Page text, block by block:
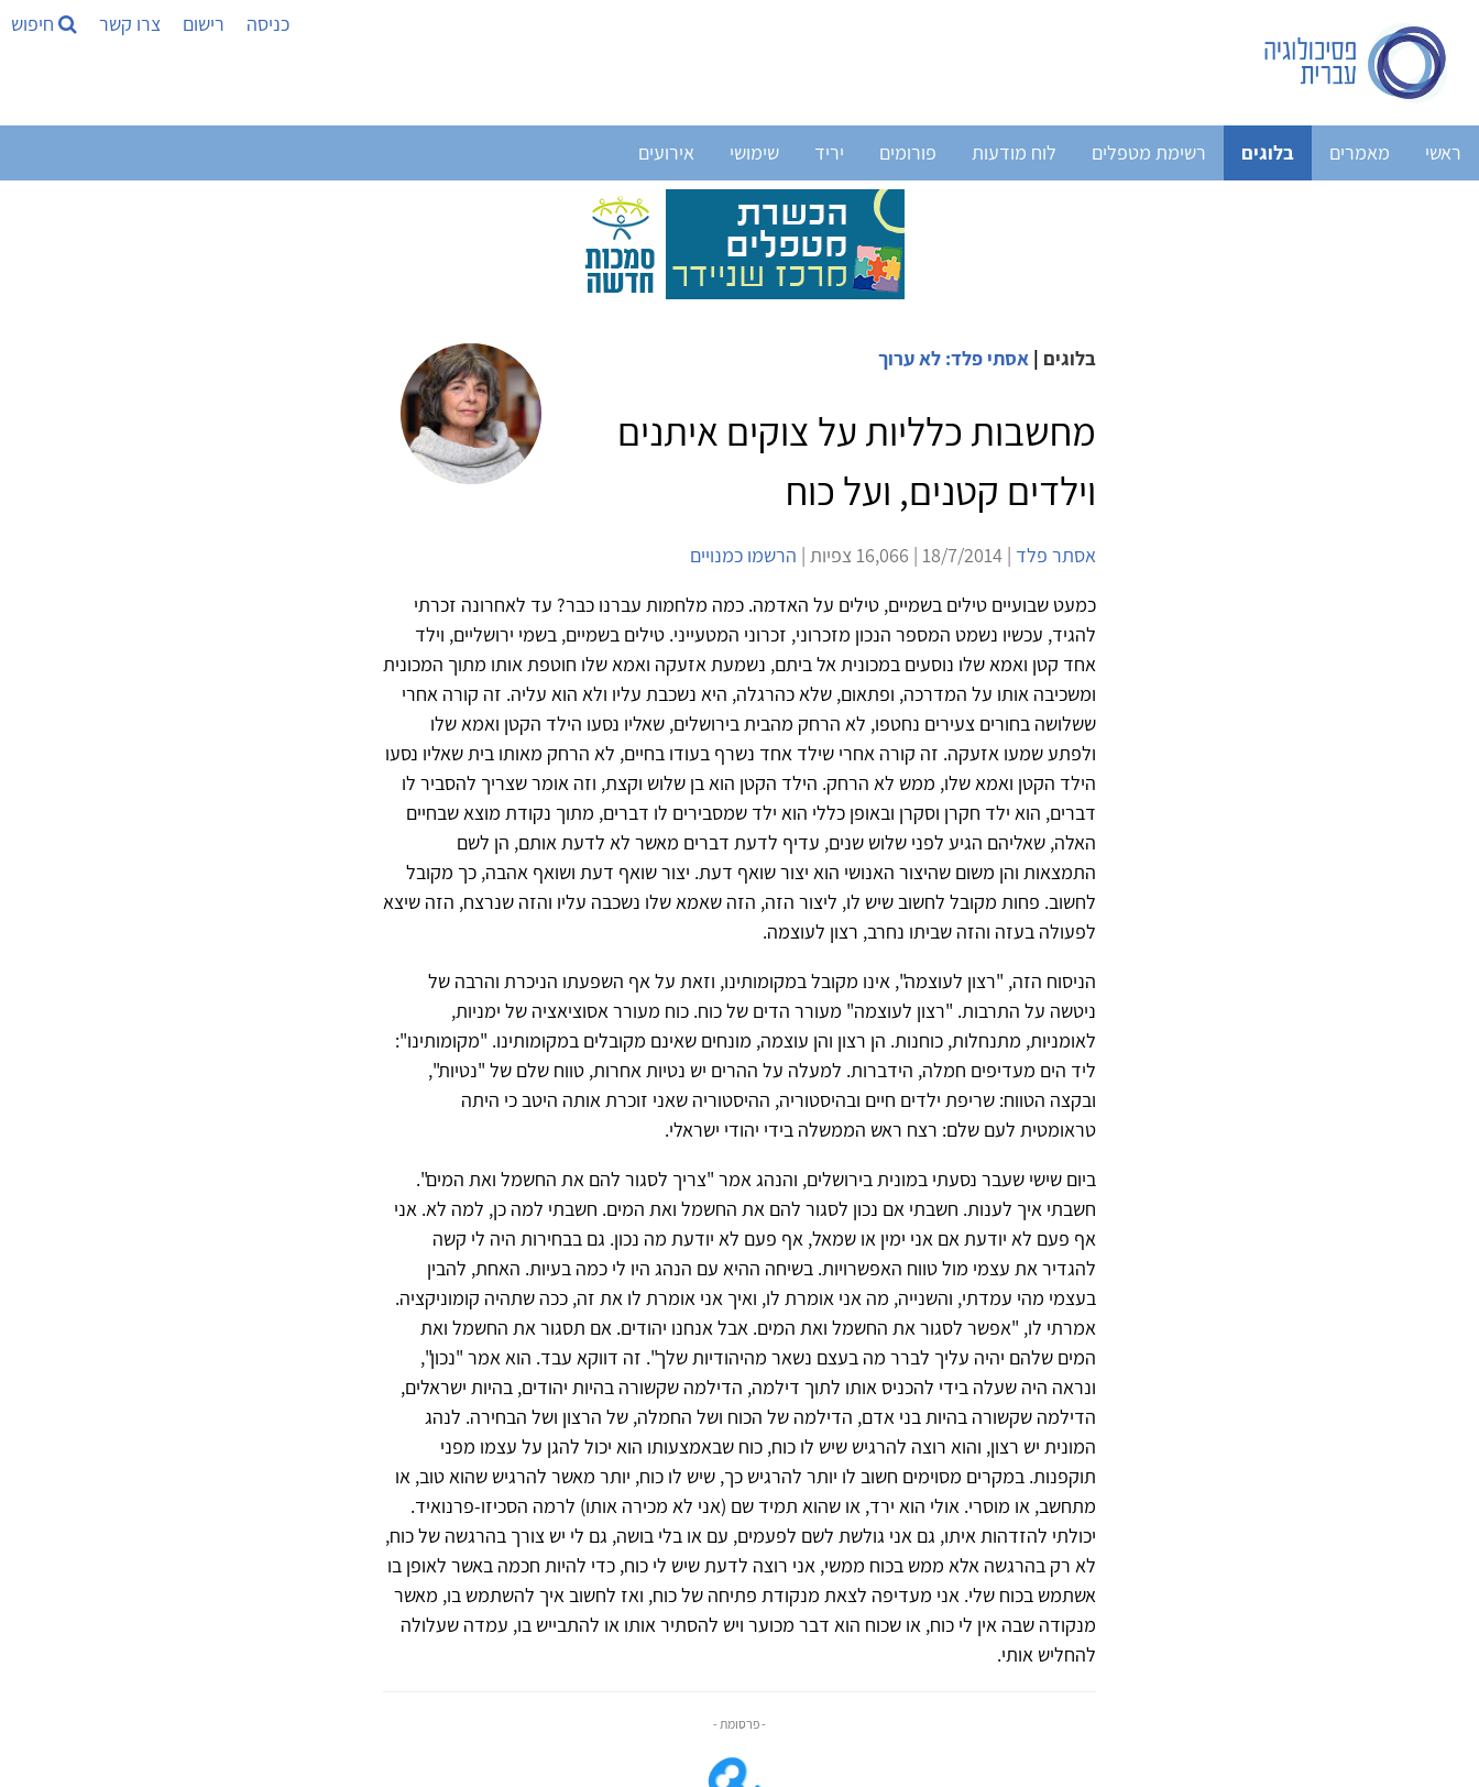
כניסה רישום צרו קשר חיפוש
ראשי מאמרים בלוגים רשימת מטפלים לוח מודעות פורומים יריד שימושי אירועים
בלוגים | אסתי פלד: לא ערוך
מחשבות כלליות על צוקים איתנים
וילדים קטנים, ועל כוח
אסתר פלד | 18/7/2014 | 16,066 צפיות |
הרשמו כמנויים
כמעט שבועיים טילים בשמיים, טילים על האדמה. כמה מלחמות עברנו כבר? עד לאחרונה זכרתי
להגיד, עכשיו נשמט המספר הנכון מזכרוני, זכרוני המטעייני. טילים בשמיים, בשמי ירושליים, וילד
אחד קטן ואמא שלו נוסעים במכונית אל ביתם, נשמעת אזעקה ואמא שלו חוטפת אותו מתוך המכונית
ומשכיבה אותו על המדרכה, ופתאום, שלא כהרגלה, היא נשכבת עליו ולא הוא עליה. זה קורה אחרי
ששלושה בחורים צעירים נחטפו, לא הרחק מהבית בירושלים, שאליו נסעו הילד הקטן ואמא שלו
ולפתע שמעו אזעקה. זה קורה אחרי שילד אחד נשרף בעודו בחיים, לא הרחק מאותו בית שאליו נסעו
הילד הקטן ואמא שלו, ממש לא הרחק. הילד הקטן הוא בן שלוש וקצת, וזה אומר שצריך להסביר לו
דברים, הוא ילד חקרן וסקרן ובאופן כללי הוא ילד שמסבירים לו דברים, מתוך נקודת מוצא שבחיים
האלה, שאליהם הגיע לפני שלוש שנים, עדיף לדעת דברים מאשר לא לדעת אותם, הן לשם
התמצאות והן משום שהיצור האנושי הוא יצור שואף דעת. יצור שואף דעת ושואף אהבה, כך מקובל
לחשוב. פחות מקובל לחשוב שיש לו, ליצור הזה, הזה שאמא שלו נשכבה עליו והזה שנרצח, הזה שיצא
לפעולה בעזה והזה שביתו נחרב, רצון לעוצמה.
הניסוח הזה, "רצון לעוצמה", אינו מקובל במקומותינו, וזאת על אף השפעתו הניכרת והרבה של
ניטשה על התרבות. "רצון לעוצמה" מעורר הדים של כוח. כוח מעורר אסוציאציה של ימניות,
לאומניות, מתנחלות, כוחנות. הן רצון והן עוצמה, מונחים שאינם מקובלים במקומותינו. "מקומותינו":
ליד הים מעדיפים חמלה, הידברות. למעלה על ההרים יש נטיות אחרות, טווח שלם של "נטיות",
ובקצה הטווח: שריפת ילדים חיים ובהיסטוריה, ההיסטוריה שאני זוכרת אותה היטב כי היתה
טראומטית לעם שלם: רצח ראש הממשלה בידי יהודי ישראלי.
ביום שישי שעבר נסעתי במונית בירושלים, והנהג אמר "צריך לסגור להם את החשמל ואת המים".
חשבתי איך לענות. חשבתי אם נכון לסגור להם את החשמל ואת המים. חשבתי למה כן, למה לא. אני
אף פעם לא יודעת אם אני ימין או שמאל, אף פעם לא יודעת מה נכון. גם בבחירות היה לי קשה
להגדיר את עצמי מול טווח האפשרויות. בשיחה ההיא עם הנהג היו לי כמה בעיות. האחת, להבין
בעצמי מהי עמדתי, והשנייה, מה אני אומרת לו, ואיך אני אומרת לו את זה, ככה שתהיה קומוניקציה.
אמרתי לו, "אפשר לסגור את החשמל ואת המים. אבל אנחנו יהודים. אם תסגור את החשמל ואת
המים שלהם יהיה עליך לברר מה בעצם נשאר מהיהודיות שלך". זה דווקא עבד. הוא אמר "נכון",
ונראה היה שעלה בידי להכניס אותו לתוך דילמה, הדילמה שקשורה בהיות יהודים, בהיות ישראלים,
הדילמה שקשורה בהיות בני אדם, הדילמה של הכוח ושל החמלה, של הרצון ושל הבחירה. לנהג
המונית יש רצון, והוא רוצה להרגיש שיש לו כוח, כוח שבאמצעותו הוא יכול להגן על עצמו מפני
תוקפנות. במקרים מסוימים חשוב לו יותר להרגיש כך, שיש לו כוח, יותר מאשר להרגיש שהוא טוב, או
מתחשב, או מוסרי. אולי הוא ירד, או שהוא תמיד שם (אני לא מכירה אותו) לרמה הסכיזו-פרנואיד.
יכולתי להזדהות איתו, גם אני גולשת לשם לפעמים, עם או בלי בושה, גם לי יש צורך בהרגשה של כוח,
לא רק בהרגשה אלא ממש בכוח ממשי, אני רוצה לדעת שיש לי כוח, כדי להיות חכמה באשר לאופן בו
אשתמש בכוח שלי. אני מעדיפה לצאת מנקודת פתיחה של כוח, ואז לחשוב איך להשתמש בו, מאשר
מנקודה שבה אין לי כוח, או שכוח הוא דבר מכוער ויש להסתיר אותו או להתבייש בו, עמדה שעלולה
להחליש אותי.
- פרסומת -